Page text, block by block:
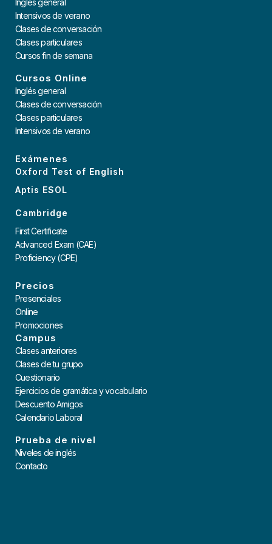
Intensivos de verano
Clases de conversación
Clases particulares
Cursos fin de semana
Cursos Online
Inglés general
Clases de conversación
Clases particulares
Intensivos de verano
Exámenes
Oxford Test of English
Aptis ESOL
Cambridge
First Certificate
Advanced Exam (CAE)
Proficiency (CPE)
Precios
Presenciales
Online
Promociones
Campus
Clases anteriores
Clases de tu grupo
Cuestionario
Ejercicios de gramática y vocabulario
Descuento Amigos
Calendario Laboral
Prueba de nivel
Niveles de inglés
Contacto